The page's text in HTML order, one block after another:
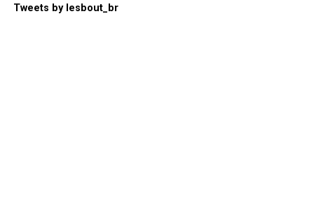
Tweets by lesbout_br